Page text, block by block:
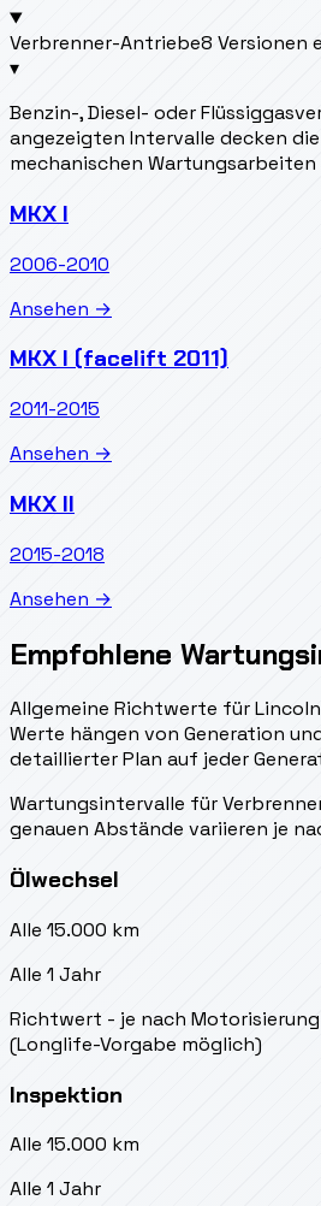
Verbrenner-Antriebe8 Versionen
▾
Benzin-, Diesel- oder
angezeigten Intervalle decken
mechanischen Wartungsarbeiten
MKX I
2006-2010
Ansehen →
MKX I (facelift 2011)
2011-2015
Ansehen →
MKX II
2015-2018
Ansehen →
Empfohlene
Allgemeine Richtwerte für Lincoln
Werte hängen von Generation
detaillierter Plan auf jeder
Wartungsintervalle für
genauen Abstände variieren je
Ölwechsel
Alle 15.000 km
Alle 1 Jahr
Richtwert - je nach
(Longlife-Vorgabe möglich)
Inspektion
Alle 15.000 km
Alle 1 Jahr